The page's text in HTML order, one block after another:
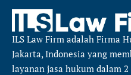
ILS Law Firm adalah Firma
Jakarta, Indonesia yang
layanan jasa hukum dalam